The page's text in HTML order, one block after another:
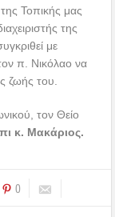
Τοπικής μας
της
με
π. Νικόλαο να
ζωής του.
τον Θείο
κ. Μακάριος.
0